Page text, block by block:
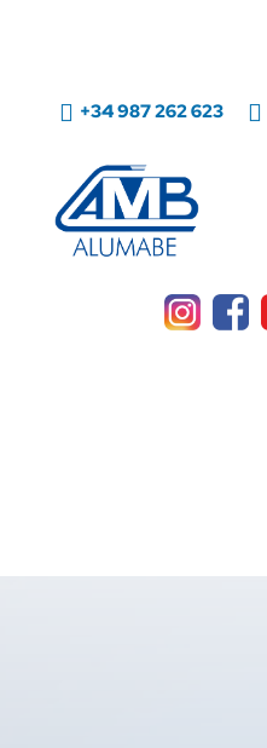

 +34 987 262 623